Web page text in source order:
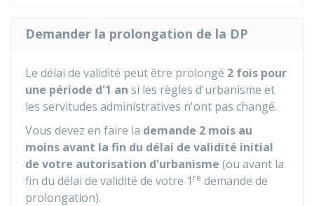
Demander la prolongation de la DP
Le délai de validité peut être prolongé 2 fois pour
une période d'1 an si les règles d'urbanisme et
les servitudes administratives n'ont pas changé.
Vous devez en faire la demande 2 mois au
moins avant la fin du délai de validité initial
de votre autorisation d'urbanisme (ou avant la
fin du délai de validité de votre 1 re demande de
prolongation).